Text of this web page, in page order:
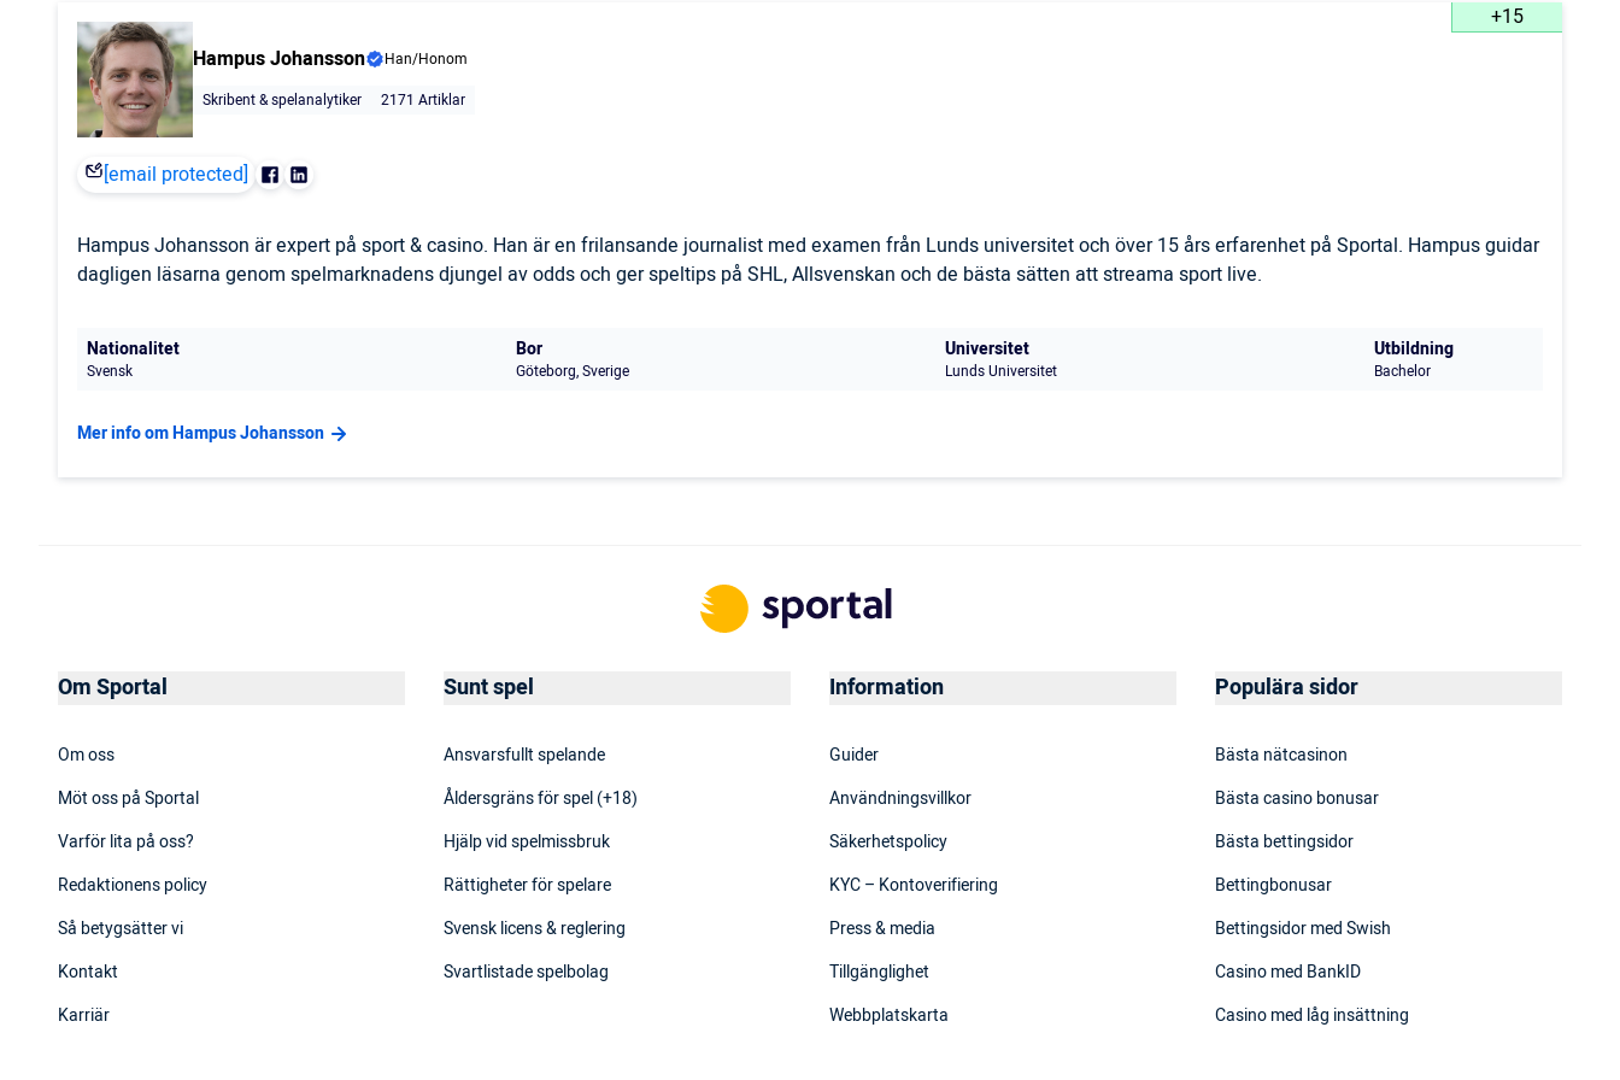
Hampus Johansson
Han/Honom
Skribent & spelanalytiker
2171 Artiklar
[email protected]
Hampus Johansson är expert på sport & casino. Han är en frilansande journalist med examen från Lunds universitet och över 15 års erfarenhet på Sportal. Hampus guidar
dagligen läsarna genom spelmarknadens djungel av odds och ger speltips på SHL, Allsvenskan och de bästa sätten att streama sport live.
Nationalitet
Svensk
Bor
Göteborg, Sverige
Universitet
Lunds Universitet
Utbildning
Bachelor
Mer info om Hampus Johansson
+15
Om Sportal
Om oss
Möt oss på Sportal
Varför lita på oss?
Redaktionens policy
Så betygsätter vi
Kontakt
Karriär
Sunt spel
Ansvarsfullt spelande
Åldersgräns för spel (+18)
Hjälp vid spelmissbruk
Rättigheter för spelare
Svensk licens & reglering
Svartlistade spelbolag
Information
Guider
Användningsvillkor
Säkerhetspolicy
KYC – Kontoverifiering
Press & media
Tillgänglighet
Webbplatskarta
Populära sidor
Bästa nätcasinon
Bästa casino bonusar
Bästa bettingsidor
Bettingbonusar
Bettingsidor med Swish
Casino med BankID
Casino med låg insättning